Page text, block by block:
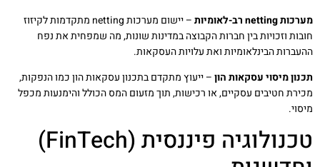
מערכות netting רב-לאומיות
– יישום מערכות netting מתקדמות לקיזוז
חובות וזכויות בין חברות הקבוצה במדינות שונות, מה שמפחית את נפח
ההעברות הבינלאומיות ואת עלויות העסקאות.
תכנון מיסוי עסקאות הון– ייעוץ מתקדם בתכנון עסקאות הון כמו הנפקות,
מכירת חטיבים עסקיים, או רכישות, תוך מזעום המס הכולל והימנעות מכפל
מיסוי.
טכנולוגיה פיננסית (FinTech)